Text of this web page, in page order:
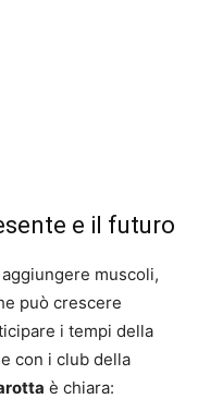
e il futuro
muscoli,
può crescere
i tempi della
con i club della
è chiara: